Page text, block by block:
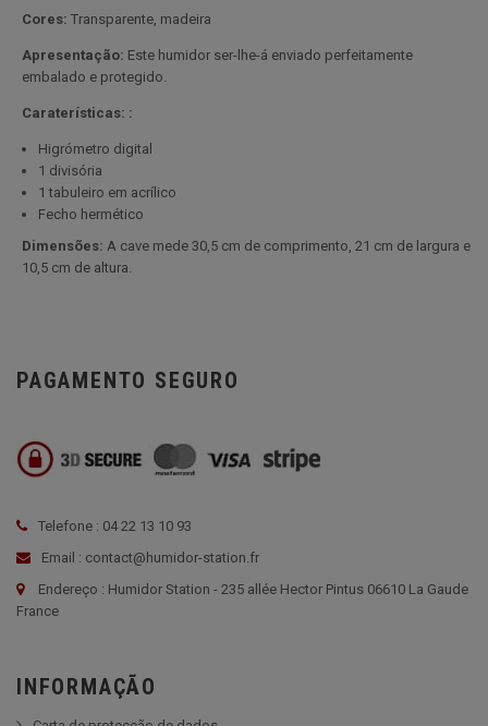
Cores: Transparente, madeira
Apresentação: Este humidor ser-lhe-á enviado perfeitamente
embalado e protegido.
Caraterísticas: :
Higrómetro digital
1 divisória
1 tabuleiro em acrílico
Fecho hermético
Dimensões: A cave mede 30,5 cm de comprimento, 21 cm de largura e
10,5 cm de altura.
PAGAMENTO SEGURO
Telefone : 04 22 13 10 93
Email : contact@humidor-station.fr
Endereço : Humidor Station - 235 allée Hector Pintus 06610 La Gaude
France
INFORMAÇÃO